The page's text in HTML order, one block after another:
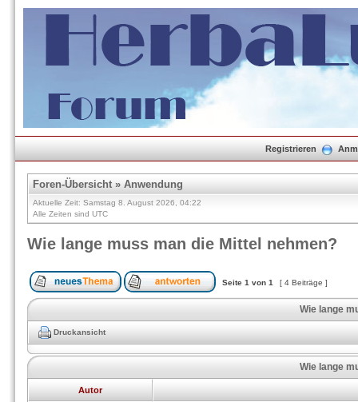
Registrieren
Foren-Übersicht» Anwendung
Aktuelle Zeit: Samstag 8. August 2026, 04:22
Alle Zeiten sind UTC
Wie lange muss man die Mittel nehmen?
Seite 1 von 1 [ 4 Beiträge ]
Wie lange
Druckansicht
Wie lange
Autor